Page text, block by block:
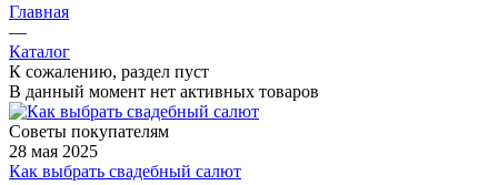
Главная
—
Каталог
К сожалению, раздел пуст
В данный момент нет активных товаров
Советы покупателям
28 мая 2025
Как выбрать свадебный салют